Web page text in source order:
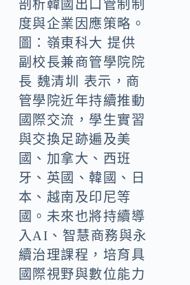
剖析韓國出口管制制
度與企業因應策略。
圖：嶺東科大 提供
副校長兼商管學院院
長 魏清圳 表示，商
管學院近年持續推動
國際交流，學生實習
與交換足跡遍及美
國、加拿大、西班
牙、英國、韓國、日
本、越南及印尼等
國。未來也將持續導
入AI、智慧商務與永
續治理課程，培育具
國際視野與數位能力